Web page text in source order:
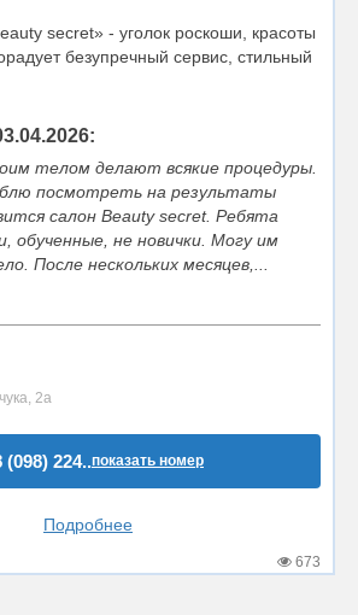
secret» - уголок роскоши, красоты
безупречный сервис, стильный
телом делают всякие процедуры.
посмотреть на результаты
салон Beauty secret. Ребята
обученные, не новички. Могу им
После нескольких месяцев,...
2а
(098) 224..показать номер
Подробнее
673